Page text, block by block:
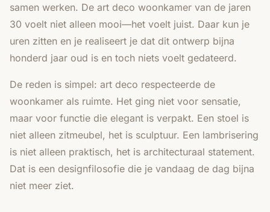
samen werken. De art deco woonkamer van de jaren
30 voelt niet alleen mooi—het voelt juist. Daar kun je
uren zitten en je realiseert je dat dit ontwerp bijna
honderd jaar oud is en toch niets voelt gedateerd.
De reden is simpel: art deco respecteerde de
woonkamer als ruimte. Het ging niet voor sensatie,
maar voor functie die elegant is verpakt. Een stoel is
niet alleen zitmeubel, het is sculptuur. Een lambrisering
is niet alleen praktisch, het is architecturaal statement.
Dat is een designfilosofie die je vandaag de dag bijna
niet meer ziet.